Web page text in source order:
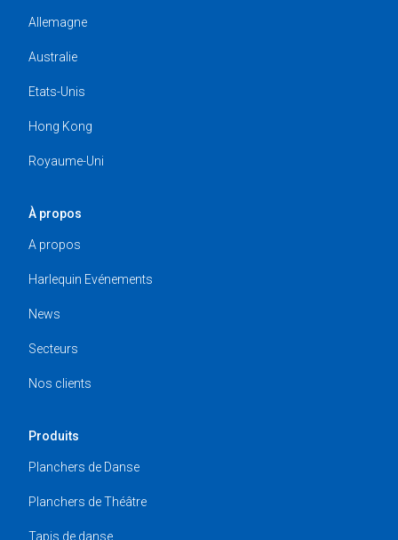
Allemagne
Australie
Etats-Unis
Hong Kong
Royaume-Uni
À propos
A propos
Harlequin Evénements
News
Secteurs
Nos clients
Produits
Planchers de Danse
Planchers de Théâtre
Tapis de danse